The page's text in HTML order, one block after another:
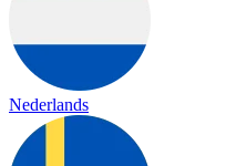
Nederlands